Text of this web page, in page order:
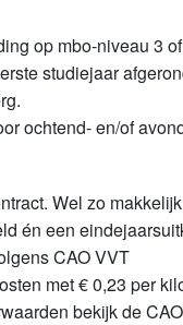
op mbo-niveau 3
studiejaar
ochtend- en/of
Wel zo
én een
CAO VVT
met € 0,23 per
bekijk de